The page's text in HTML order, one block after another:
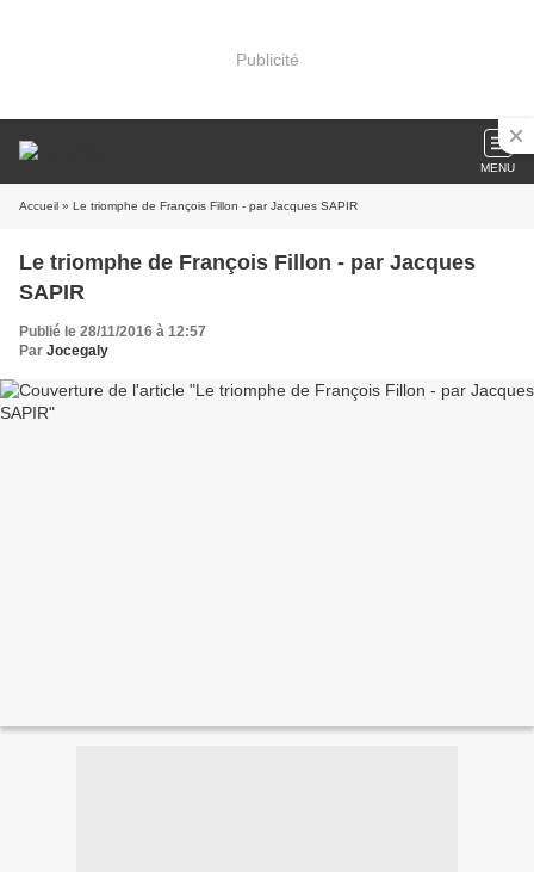
Publicité
MENU
Accueil » Le triomphe de François Fillon - par Jacques SAPIR
Le triomphe de François Fillon - par Jacques
SAPIR
Publié le 28/11/2016 à 12:57
Par Jocegaly